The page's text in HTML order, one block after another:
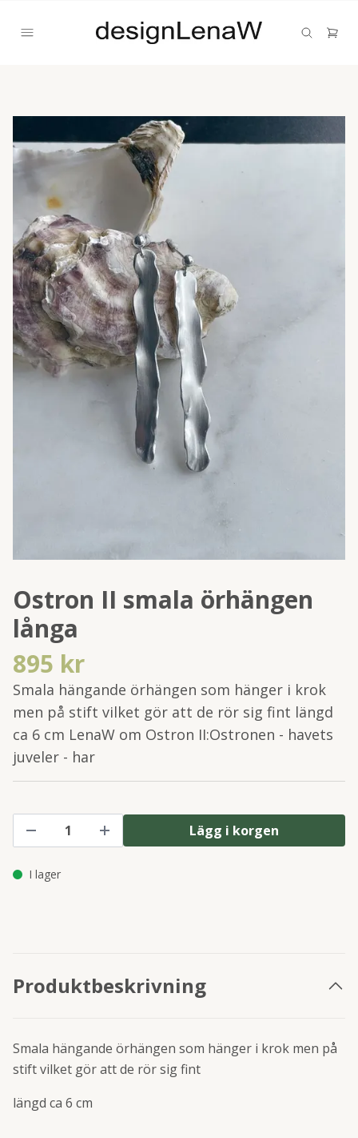
Ostron II smala örhängen
långa
895 kr
Smala hängande örhängen som hänger i krok
men på stift vilket gör att de rör sig fint längd
ca 6 cm LenaW om Ostron II:Ostronen - havets
juveler - har
Lägg i korgen
I lager
Produktbeskrivning
Smala hängande örhängen som hänger i krok men på
stift vilket gör att de rör sig fint
längd ca 6 cm